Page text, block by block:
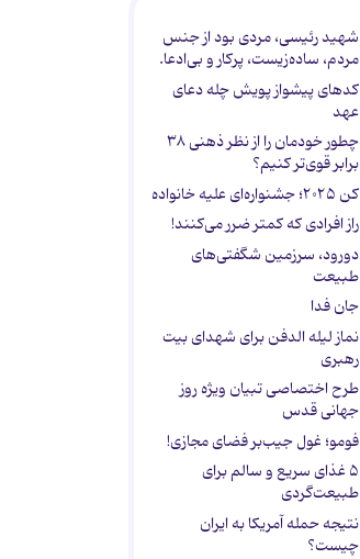
شهید رئیسی، مردی بود از جنس
مردم، ساده‌زیست، پرکار و بی‌ادعا.
کدهای پیشواز پویش چله دعای
عهد
چطور خودمان را از نظر ذهنی ۳۸
برابر قوی‌تر کنیم؟
کن ۲۰۲۵؛ جشنواره‌ای علیه خانواده
راز افرادی که کمتر ضرر می‌کنند!
دورود، سرزمین شگفتی‌های
طبیعت
جان فدا
نماز لیله الدفن برای شهدای بیت
رهبری
طرح اختصاصی تبیان ویژه روز
جهانی قدس
فومو؛ غول جیب‌بر فضای مجازی!
۵ غذای سریع و سالم برای
طبیعت‌گردی
نتیجه حمله آمریکا به ایران
چیست؟